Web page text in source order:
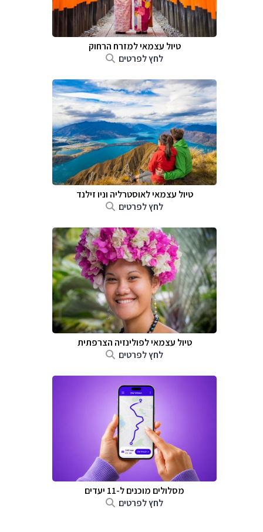
טיול עצמאי למזרח הרחוק
לחץ לפרטים
טיול עצמאי לאוסטרליה וניו זילנד
לחץ לפרטים
טיול עצמאי לפולינזיה הצרפתית
לחץ לפרטים
מסלולים מוכנים ל-11 יעדים
לחץ לפרטים